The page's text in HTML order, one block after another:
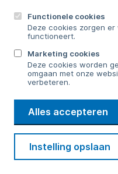
Functionele cookies
Deze cookies zorgen
functioneert.
Marketing cookies
Deze cookies worden
omgaan met onze
verbeteren.
Alles accepteren
Instelling opslaan
Contact
Bericht sturen
WMD
Drinkwater
Cookie voorkeuren
Privacy Disclaimer